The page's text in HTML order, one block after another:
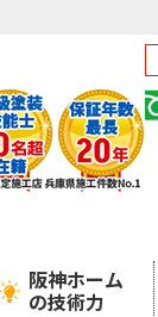
阪神ホーム
の技術力